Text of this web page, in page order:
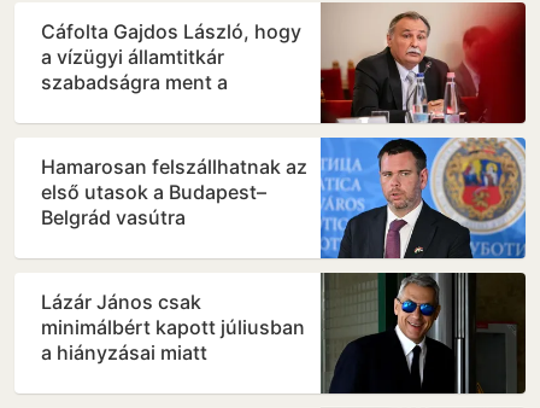
Cáfolta Gajdos László, hogy
a vízügyi államtitkár
szabadságra ment a
Hamarosan felszállhatnak az
első utasok a Budapest–
Belgrád vasútra
Lázár János csak
minimálbért kapott júliusban
a hiányzásai miatt